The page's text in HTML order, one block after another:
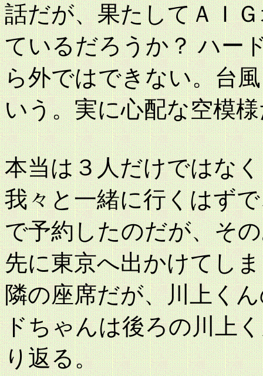
話だが、果たしてＡＩ
ているだろうか？ ハー
ら外ではできない。台
いう。実に心配な空模
本当は３人だけではな
我々と一緒に行くはず
で予約したのだが、そ
先に東京へ出かけてし
隣の座席だが、川上く
ドちゃんは後ろの川上
り返る。